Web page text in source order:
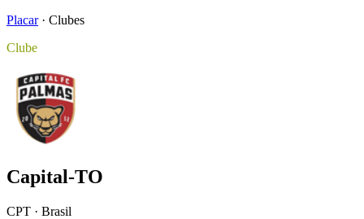
Placar · Clubes
Clube
Capital-TO
CPT · Brasil